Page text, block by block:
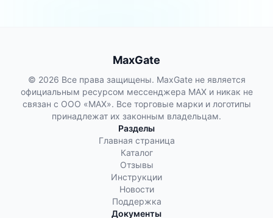
MaxGate
© 2026 Все права защищены. MaxGate не является
официальным ресурсом мессенджера MAX и никак не
связан с ООО «МАХ». Все торговые марки и логотипы
принадлежат их законным владельцам.
Разделы
Главная страница
Каталог
Отзывы
Инструкции
Новости
Поддержка
Документы